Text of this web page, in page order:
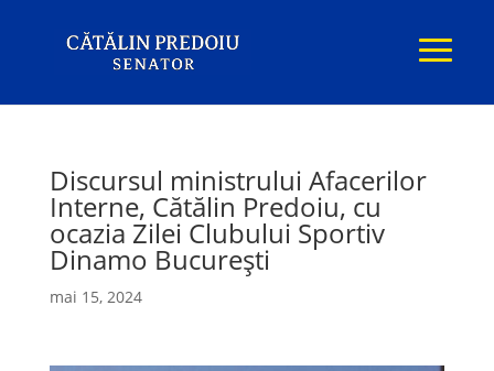
Discursul ministrului Afacerilor
Interne, Cătălin Predoiu, cu
ocazia Zilei Clubului Sportiv
Dinamo București
mai 15, 2024